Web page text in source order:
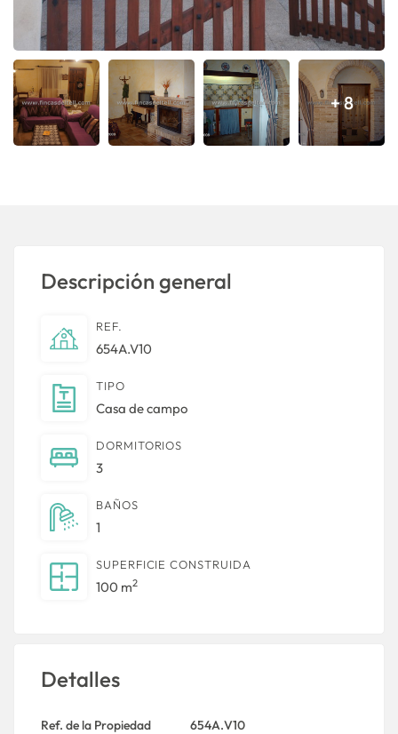
+ 8
Descripción general
REF.
654A.V10
TIPO
Casa de campo
DORMITORIOS
3
BAÑOS
1
SUPERFICIE CONSTRUIDA
100 m2
Detalles
Ref. de la Propiedad
654A.V10